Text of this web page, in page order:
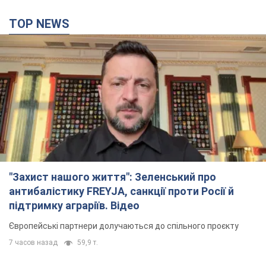
TOP NEWS
"Захист нашого життя": Зеленський про
антибалістику FREYJA, санкції проти Росії й
підтримку аграріїв. Відео
Європейські партнери долучаються до спільного проєкту
7 часов назад 59,9 т.